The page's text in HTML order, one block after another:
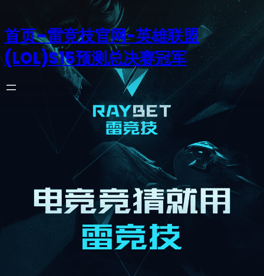
首页–雷竞技官网-英雄联盟
(LOL)S15预测总决赛冠军